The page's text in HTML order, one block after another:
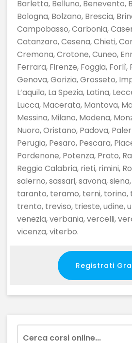
Barletta, Belluno, Benevento,
Bologna, Bolzano, Brescia,
Campobasso, Carbonia,
Catanzaro, Cesena, Chieti,
Cremona, Crotone, Cuneo,
Ferrara, Firenze, Foggia, Forlì,
Genova, Gorizia, Grosseto,
L’aquila, La Spezia, Latina,
Lucca, Macerata, Mantova,
Messina, Milano, Modena,
Nuoro, Oristano, Padova,
Perugia, Pesaro, Pescara,
Pordenone, Potenza, Prato,
Reggio Calabria, rieti, rimini,
salerno, sassari, savona,
taranto, teramo, terni, torino,
trento, treviso, trieste, udine,
venezia, verbania, vercelli,
vicenza, viterbo.
Registrati